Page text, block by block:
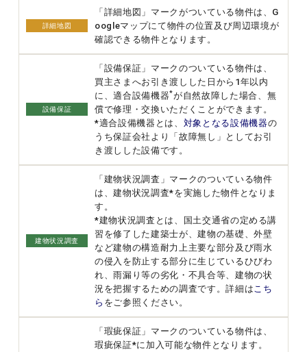
詳細地図
「詳細地図」マークがついている物件は、G
oogleマップにて物件の位置及び周辺環境が
確認できる物件となります。
設備保証
「設備保証」マークのついている物件は、
買主さまへお引き渡しした日から1年以内
に、適合設備機器*が自然故障した場合、無
償で修理・交換いただくことができます。
*適合設備機器とは、 対象となる設備機器の
うち保証会社より「故障無し」としてお引
き渡しした設備です。
建物状況調査
「建物状況調査」マークのついている物件
は、建物状況調査*を実施した物件となりま
す。
*建物状況調査とは、国土交通省の定める講
習を修了した建築士が、建物の基礎、外壁
など建物の構造耐力上主要な部分及び雨水
の侵入を防止する部分に生じているひびわ
れ、雨漏り等の劣化・不具合等、建物の状
況を把握するための調査です。詳細は こち
ら をご参照ください。
「瑕疵保証」マークのついている物件は、
瑕疵保証*に加入可能な物件となります。